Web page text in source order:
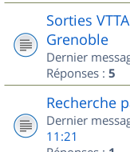
Sorties
Grenoble
Dernier
Réponses : 5
Recherche
Dernier
11:21